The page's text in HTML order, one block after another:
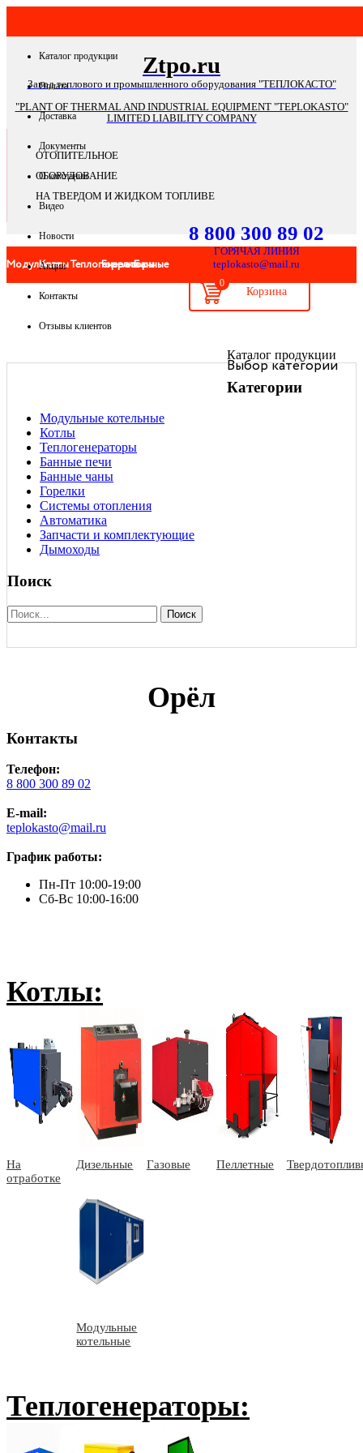
Каталог продукции
Оплата
Доставка
Документы
О компании
Видео
Новости
Акции
Контакты
Отзывы клиентов
Ztpo.ru
Завод теплового и промышленного оборудования "ТЕПЛОКАСТО"
"PLANT OF THERMAL AND INDUSTRIAL EQUIPMENT "TEPLOKASTO"
LIMITED LIABILITY COMPANY
ОТОПИТЕЛЬНОЕ
ОБОРУДОВАНИЕ
НА ТВЕРДОМ И ЖИДКОМ ТОПЛИВЕ
8 800 300 89 02
ГОРЯЧАЯ ЛИНИЯ
teplokasto@mail.ru
0
Модульные
котельные
КотлыТеплогенераторы
ГорелкиБанные
чаны отопленияВыбор категории
Каталог продукции
Категории
Модульные котельные
Котлы
Теплогенераторы
Банные печи
Банные чаны
Горелки
Системы отопления
Автоматика
Запчасти и комплектующие
Дымоходы
Поиск
Поиск
Орёл
Контакты
Телефон:
8 800 300 89 02
E-mail:
teplokasto@mail.ru
График работы:
Пн-Пт 10:00-19:00
Сб-Вс 10:00-16:00
Котлы:
На
отработке
Дизельные Газовые Пеллетные
Модульные
котельные
Теплогенераторы: